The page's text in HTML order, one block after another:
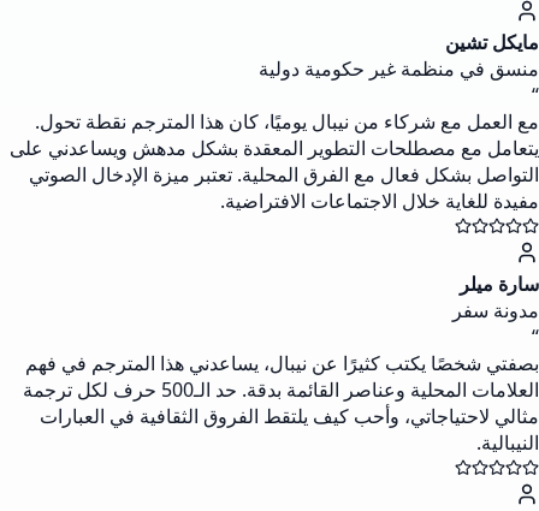
مايكل تشين
منسق في منظمة غير حكومية دولية
“
مع العمل مع شركاء من نيبال يوميًا، كان هذا المترجم نقطة تحول.
يتعامل مع مصطلحات التطوير المعقدة بشكل مدهش ويساعدني على
التواصل بشكل فعال مع الفرق المحلية. تعتبر ميزة الإدخال الصوتي
مفيدة للغاية خلال الاجتماعات الافتراضية.
سارة ميلر
مدونة سفر
“
بصفتي شخصًا يكتب كثيرًا عن نيبال، يساعدني هذا المترجم في فهم
العلامات المحلية وعناصر القائمة بدقة. حد الـ500 حرف لكل ترجمة
مثالي لاحتياجاتي، وأحب كيف يلتقط الفروق الثقافية في العبارات
النيبالية.